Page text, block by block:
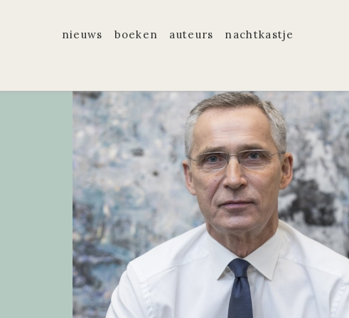
nieuws boeken auteurs nachtkastje